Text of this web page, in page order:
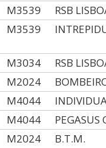
M3539 RSB
M3539
M3034 RSB
M2024
M4044
M4044 PEGASUS
M2024 B.T.M.